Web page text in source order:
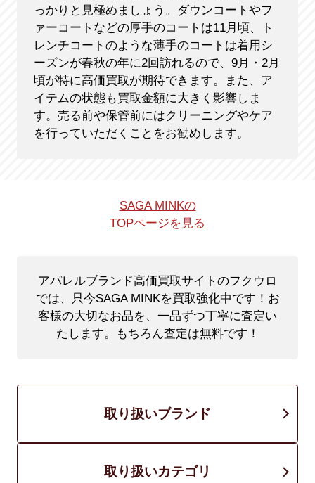
っかりと見極めましょう。ダウンコートやフ
ァーコートなどの厚手のコートは11月頃、ト
レンチコートのような薄手のコートは着用シ
ーズンが春秋の年に2回訪れるので、9月・2月
頃が特に高価買取が期待できます。また、ア
イテムの状態も買取金額に大きく影響しま
す。売る前や保管前にはクリーニングやケア
を行っていただくことをお勧めします。
SAGA MINKの
TOPページを見る
アパレルブランド高価買取サイトのフクウロ
では、只今SAGA MINKを買取強化中です！ お
客様の大切なお品を、一品ずつ丁寧に査定い
たします。もちろん査定は無料です！
取り扱いブランド
取り扱いカテゴリ